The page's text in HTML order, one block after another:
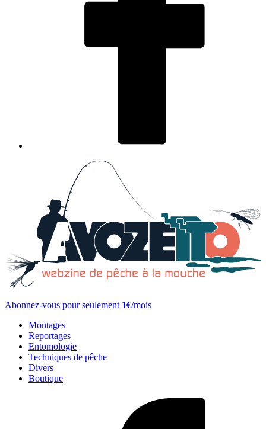
Abonnez-vous pour seulement 1€/mois
Montages
Reportages
Entomologie
Techniques de pêche
Divers
Boutique